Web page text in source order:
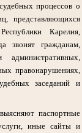
процессов о
представляющихся
Карелия,
звонят гражданам,
правонарушениях,
заседаний и
паспортные
иные сайты и